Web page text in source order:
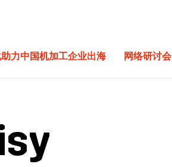
力中国机加工企业出海 网络研讨会